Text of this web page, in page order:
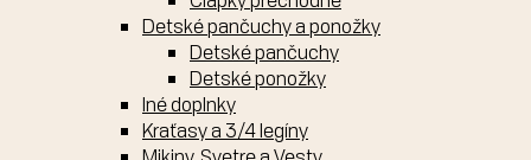
Detské pančuchy a ponožky
Detské pančuchy
Detské ponožky
Iné doplnky
Kraťasy a 3/4 legíny